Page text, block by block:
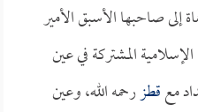
صاحبها الأسبق الأمير
المشتركة في عين
معقطزرحمه الله، وعين